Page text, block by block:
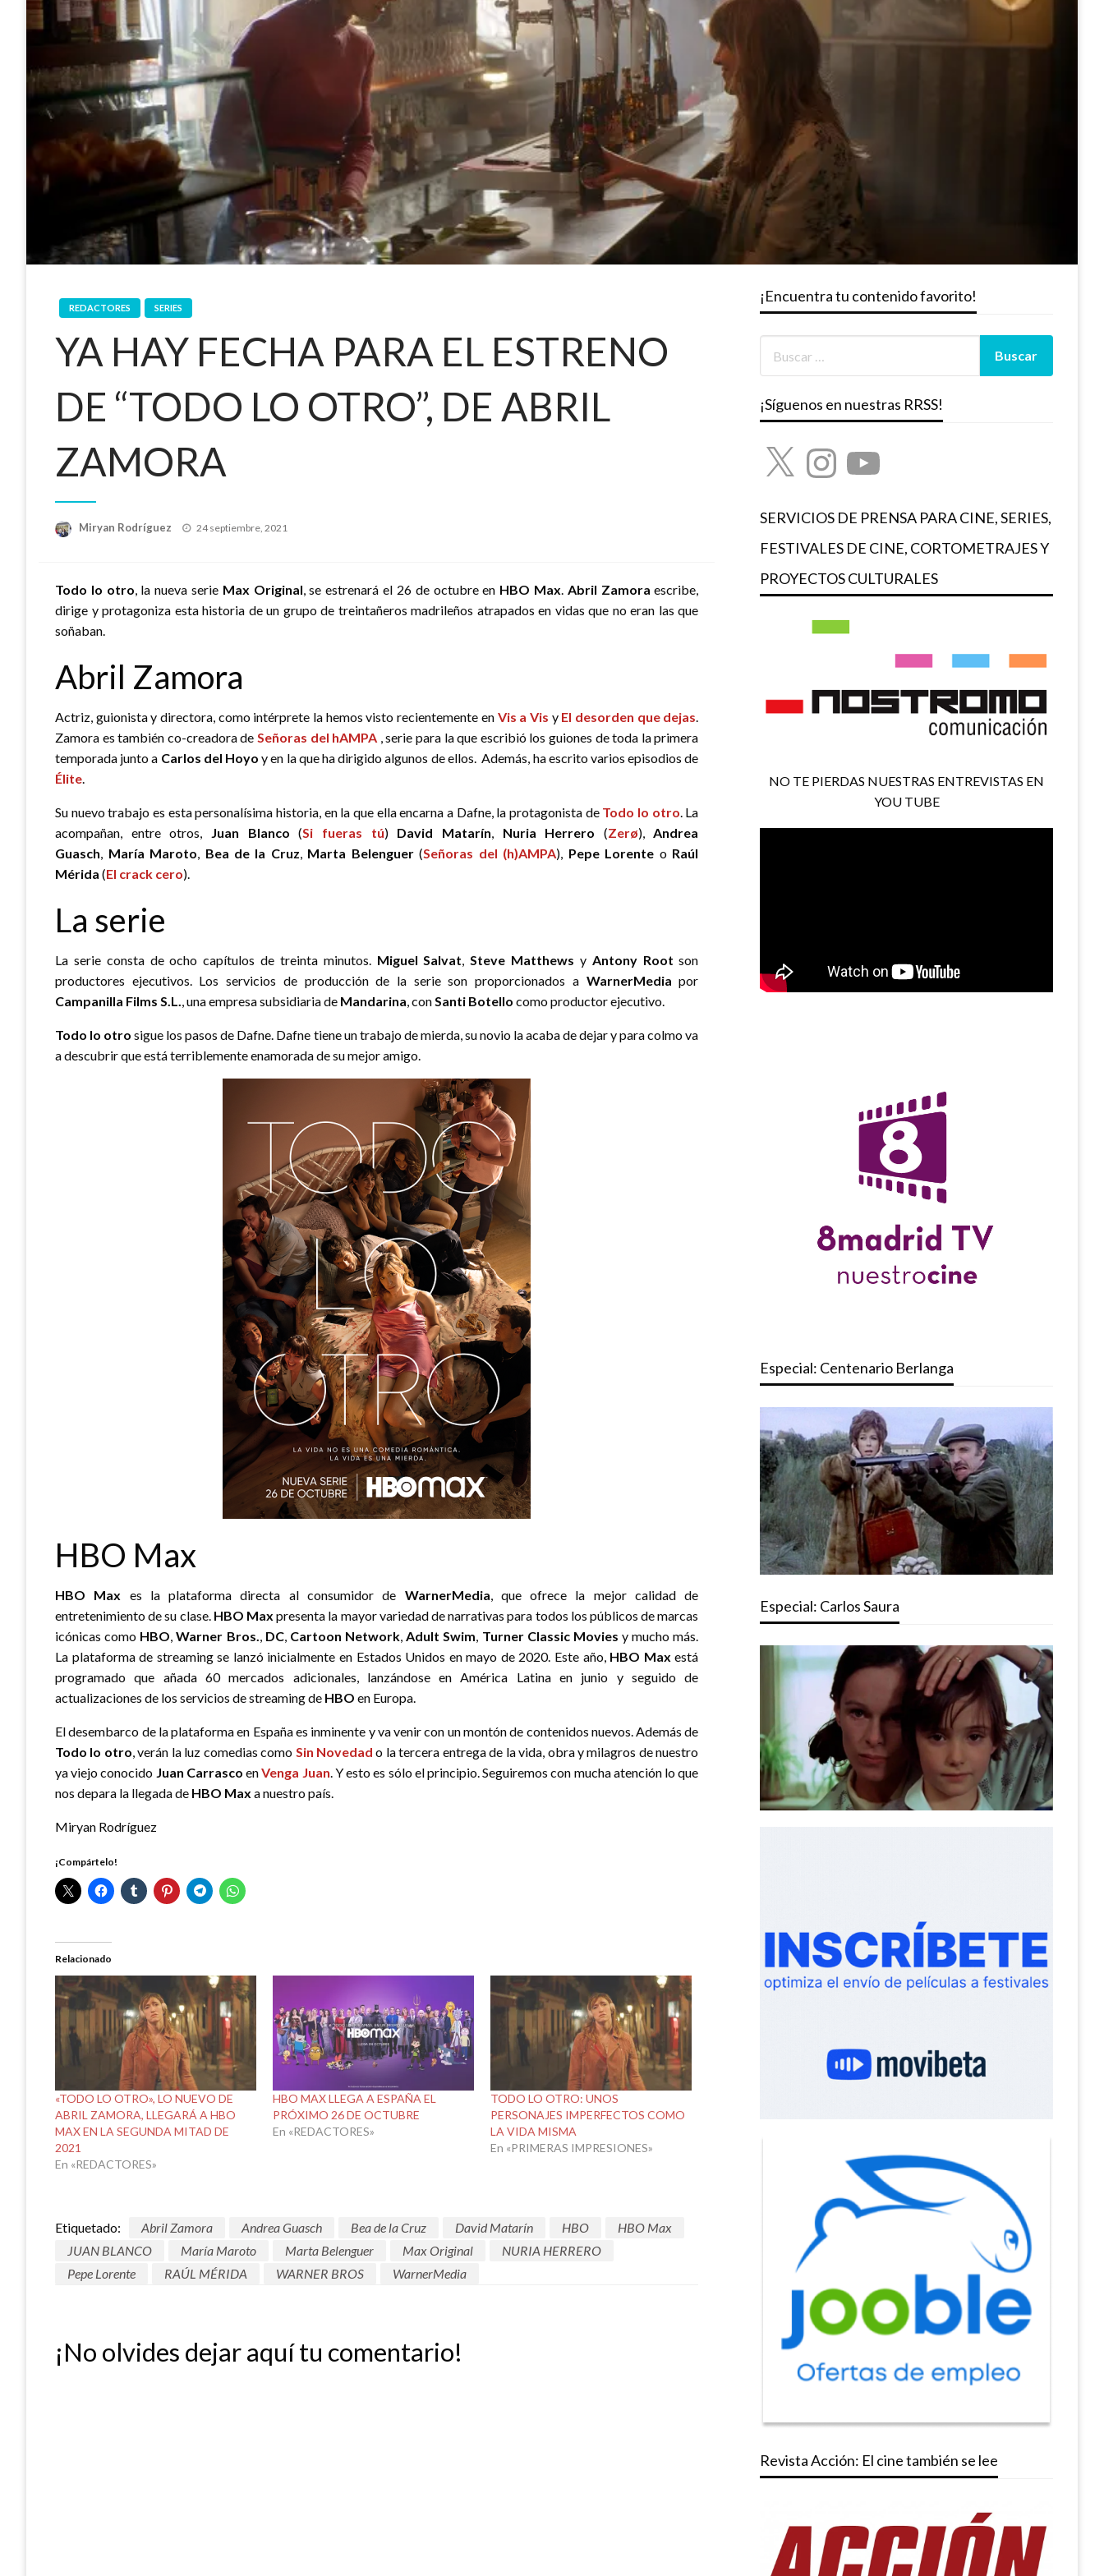
REDACTORES SERIES
YA HAY FECHA PARA EL ESTRENO
DE “TODO LO OTRO”, DE ABRIL
ZAMORA
Miryan Rodríguez
Publicado
24 septiembre, 2021
Todo lo otro, la nueva serie Max Original, se estrenará el 26 de octubre en HBO Max. Abril Zamora escribe,
dirige y protagoniza esta historia de un grupo de treintañeros madrileños atrapados en vidas que no eran las que
soñaban.
Abril Zamora
Actriz, guionista y directora, como intérprete la hemos visto recientemente en Vis a Vis y El desorden que dejas.
Zamora es también co-creadora de Señoras del hAMPA , serie para la que escribió los guiones de toda la primera
temporada junto a Carlos del Hoyo y en la que ha dirigido algunos de ellos. Además, ha escrito varios episodios de
Élite.
Su nuevo trabajo es esta personalísima historia, en la que ella encarna a Dafne, la protagonista de Todo lo otro. La
acompañan, entre otros, Juan Blanco (Si fueras tú) David Matarín, Nuria Herrero (Zerø),Andrea
Guasch, María Maroto, Bea de la Cruz, Marta Belenguer(Señoras del (h)AMPA), Pepe Lorente o Raúl
Mérida (El crack cero).
La serie
La serie consta de ocho capítulos de treinta minutos. Miguel Salvat,Steve Matthews y Antony Root son
productores ejecutivos. Los servicios de producción de la serie son proporcionados a WarnerMedia por
Campanilla Films S.L., una empresa subsidiaria de Mandarina, conSanti Botello como productor ejecutivo.
Todo lo otro sigue los pasos de Dafne. Dafne tiene un trabajo de mierda, su novio la acaba de dejar y para colmo va
a descubrir que está terriblemente enamorada de su mejor amigo.
HBO Max
HBO Max es la plataforma directa al consumidor de WarnerMedia, que ofrece la mejor calidad de
entretenimiento de su clase. HBO Max presenta la mayor variedad de narrativas para todos los públicos de marcas
icónicas como HBO,Warner Bros., DC, Cartoon Network,Adult Swim, Turner Classic Movies y mucho más.
La plataforma de streaming se lanzó inicialmente en Estados Unidos en mayo de 2020. Este año, HBO Max está
programado que añada 60 mercados adicionales, lanzándose en América Latina en junio y seguido de
actualizaciones de los servicios de streaming de HBO en Europa.
El desembarco de la plataforma en España es inminente y va venir con un montón de contenidos nuevos. Además de
Todo lo otro, verán la luz comedias como Sin Novedad o la tercera entrega de la vida, obra y milagros de nuestro
ya viejo conocido Juan Carrasco enVenga Juan. Y esto es sólo el principio. Seguiremos con mucha atención lo que
nos depara la llegada de HBO Max a nuestro país.
Miryan Rodríguez
¡Compártelo!
Relacionado
«TODO LO OTRO», LO NUEVO DE
ABRIL ZAMORA, LLEGARÁ A HBO
MAX EN LA SEGUNDA MITAD DE
2021
En «REDACTORES»
HBO MAX LLEGA A ESPAÑA EL
PRÓXIMO 26 DE OCTUBRE
En «REDACTORES»
TODO LO OTRO: UNOS
PERSONAJES IMPERFECTOS COMO
LA VIDA MISMA
En «PRIMERAS IMPRESIONES»
Etiquetado: Abril Zamora Andrea Guasch Bea de la Cruz David Matarín HBO
HBO Max
JUAN BLANCO
María Maroto Marta Belenguer Max Original
NURIA HERRERO
Pepe Lorente
RAÚL MÉRIDA WARNER BROS WarnerMedia
¡No olvides dejar aquí tu comentario!
¡Encuentra tu contenido favorito!
¡Síguenos en nuestras RRSS!
X InstagramYouTube
SERVICIOS DE PRENSA PARA CINE, SERIES,
FESTIVALES DE CINE, CORTOMETRAJES Y
PROYECTOS CULTURALES
NO TE PIERDAS NUESTRAS ENTREVISTAS EN
YOU TUBE
Especial: Centenario Berlanga
Especial: Carlos Saura
Revista Acción: El cine también se lee